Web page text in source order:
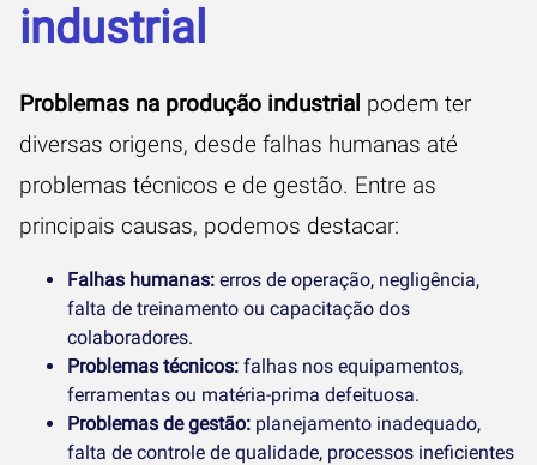
industrial
Problemas na produção industrial podem ter
diversas origens, desde falhas humanas até
problemas técnicos e de gestão. Entre as
principais causas, podemos destacar:
Falhas humanas: erros de operação, negligência,
falta de treinamento ou capacitação dos
colaboradores.
Problemas técnicos: falhas nos equipamentos,
ferramentas ou matéria-prima defeituosa.
Problemas de gestão: planejamento inadequado,
falta de controle de qualidade, processos ineficientes